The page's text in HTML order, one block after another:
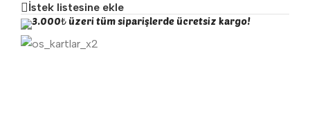
İstek listesine ekle
3.000₺ üzeri tüm siparişlerde ücretsiz kargo!